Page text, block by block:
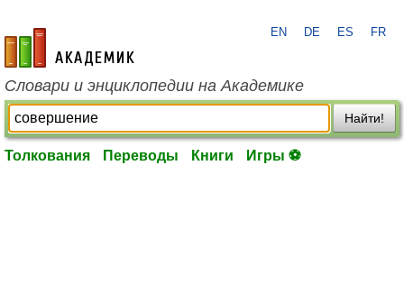
academic.ru
EN DE ES FR
Словари и энциклопедии на Академике
Найти!
Толкования Переводы Книги Игры ⚽